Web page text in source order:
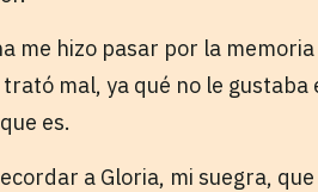
me hizo pasar por la
mal, ya qué no le
es.
a Gloria, mi suegra,